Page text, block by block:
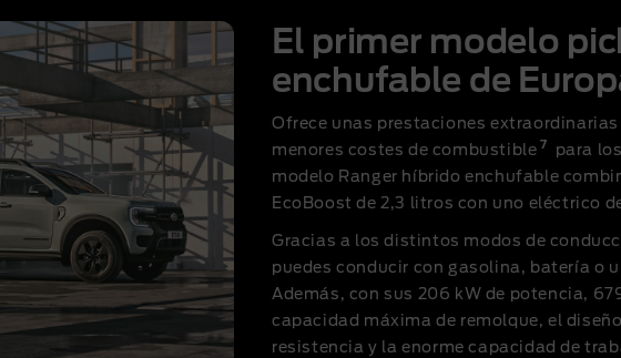
El primer modelo
enchufable de
Ofrece unas prestaciones
menores costes de combustible 7
para
modelo Ranger híbrido enchufable
EcoBoost de 2,3 litros con uno eléctrico
Gracias a los distintos modos de
puedes conducir con gasolina, batería o
Además, con sus 206 kW de potencia,
capacidad máxima de remolque, el
resistencia y la enorme capacidad de